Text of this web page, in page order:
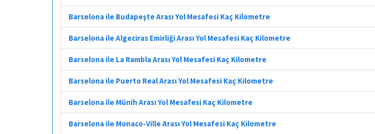
Barselona ile Budapeşte Arası Yol Mesafesi Kaç Kilometre
Barselona ile Algeciras Emirliği Arası Yol Mesafesi Kaç Kilometre
Barselona ile La Rambla Arası Yol Mesafesi Kaç Kilometre
Barselona ile Puerto Real Arası Yol Mesafesi Kaç Kilometre
Barselona ile Münih Arası Yol Mesafesi Kaç Kilometre
Barselona ile Monaco-Ville Arası Yol Mesafesi Kaç Kilometre